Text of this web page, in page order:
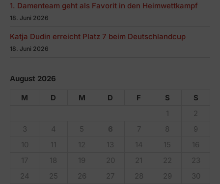
1. Damenteam geht als Favorit in den Heimwettkampf
18. Juni 2026
Katja Dudin erreicht Platz 7 beim Deutschlandcup
18. Juni 2026
August 2026
M D M D F S
S
1
2
3
4 5 6 7 8
9
10
11 12 13 14 15
16
17
18 19 20 21 22
23
24
25 26 27 28 29
30